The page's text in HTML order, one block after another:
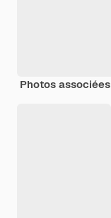
Photos associées